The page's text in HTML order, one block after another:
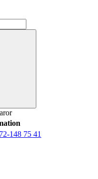
148 75 41